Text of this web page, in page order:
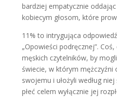
bardziej empatycznie
kobiecym głosom, które
11% to intrygująca
„Opowieści podręcznej”.
męskich czytelników, by
świecie, w którym mężczyźni
swojemu i ułożyli według
płeć celem wyłącznie jej